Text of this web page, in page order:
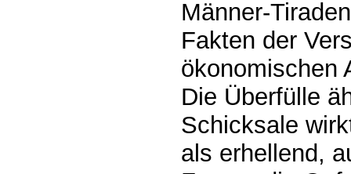
Männer-
Fakten der
ökonomischen
Die Überfülle
Schicksale
als erhellend,